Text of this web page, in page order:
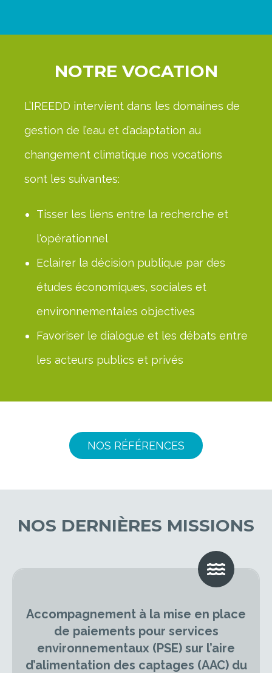
NOTRE VOCATION
L’IREEDD intervient dans les domaines de
gestion de l’eau et d’adaptation au
changement climatique nos vocations
sont les suivantes:
Tisser les liens entre la recherche et
l'opérationnel
Eclairer la décision publique par des
études économiques, sociales et
environnementales objectives
Favoriser le dialogue et les débats entre
les acteurs publics et privés
NOS RÉFÉRENCES
NOS DERNIÈRES MISSIONS
Accompagnement à la mise en place
de paiements pour services
environnementaux (PSE) sur l’aire
d’alimentation des captages (AAC) du